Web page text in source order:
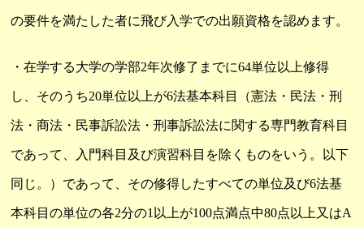
の要件を満たした者に飛び入学での出願資格を認めます。
・在学する大学の学部2年次修了までに64単位以上修得
し、そのうち20単位以上が6法基本科目（憲法・民法・刑
法・商法・民事訴訟法・刑事訴訟法に関する専門教育科目
であって、入門科目及び演習科目を除くものをいう。以下
同じ。）であって、その修得したすべての単位及び6法基
本科目の単位の各2分の1以上が100点満点中80点以上又はA